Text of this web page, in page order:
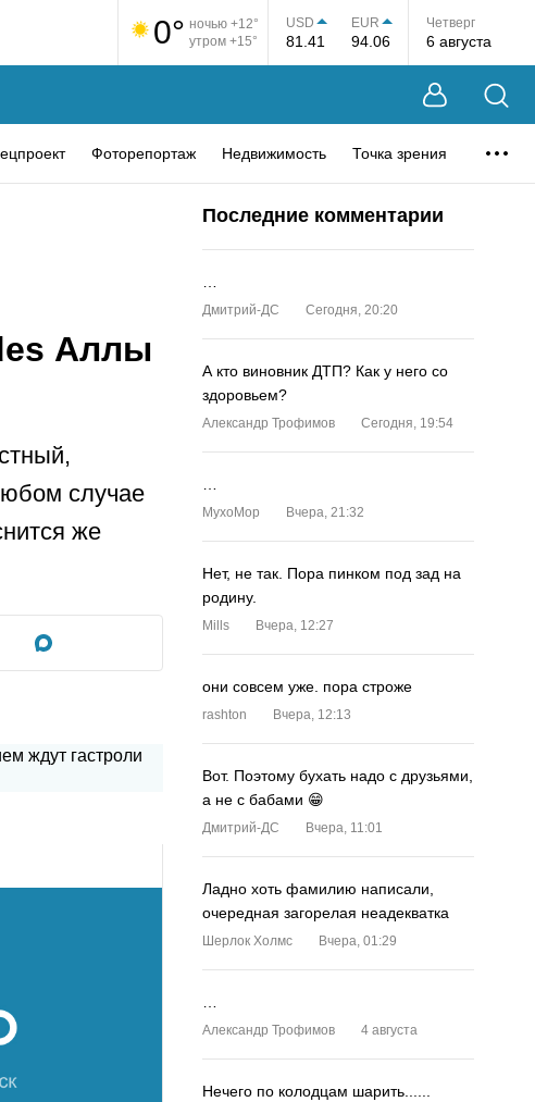
0° ночью +12°
утром +15°
USD
81.41
EUR
94.06
Четверг
6 августа
Фоторепортаж Недвижимость Точка зрения
Аллы
случае
же
Последние комментарии
Дмитрий-ДС Сегодня, 20:20
А кто виновник ДТП? Как у него со
здоровьем?
Александр Трофимов Сегодня, 19:54
MyxoMop Вчера, 21:32
Нет, не так. Пора пинком под зад на
родину.
Mills Вчера, 12:27
они совсем уже. пора строже
rashton Вчера, 12:13
Вот. Поэтому бухать надо с друзьями,
а не с бабами 😁
Дмитрий-ДС Вчера, 11:01
Ладно хоть фамилию написали,
очередная загорелая неадекватка
Шерлок Холмс Вчера, 01:29
Александр Трофимов 4 августа
Нечего по колодцам шарить......